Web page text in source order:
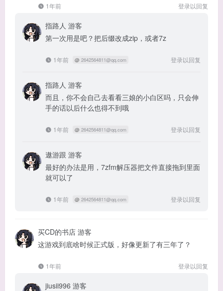
1年前 登录以回复
指路人 游客
第一次用是吧？把后缀改成zip，或者7z
1年前 @ 2642564811@qq.com 登录以回复
指路人 游客
而且，你不会自己去看看三娘的小白区吗，只会伸
手的话以后什么也得不到哦
1年前 @ 2642564811@qq.com 登录以回复
遨游跟 游客
最好的办法是用，7zfm解压器把文件直接拖到里面
就可以了
1年前 @ 2642564811@qq.com 登录以回复
买CD的书店 游客
这游戏到底啥时候正式版，好像更新了有三年了？
1年前 登录以回复
jiusii996 游客